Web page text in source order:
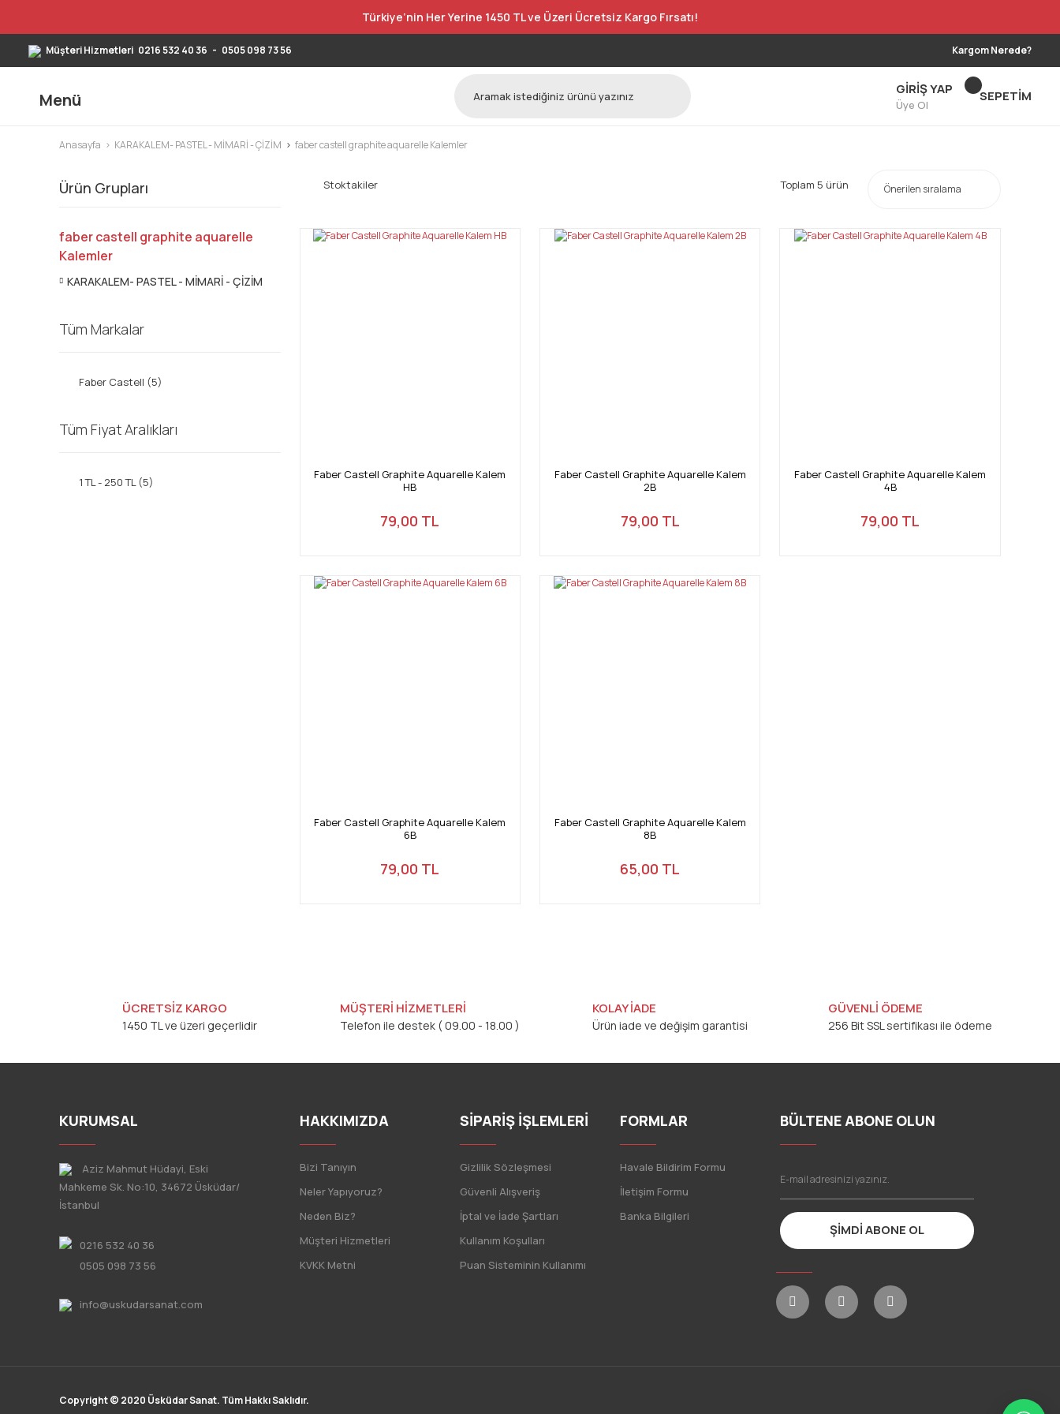
Türkiye’nin Her Yerine 1450 TL ve Üzeri Ücretsiz Kargo Fırsatı!
Müşteri Hizmetleri 0216 532 40 36 - 0505 098 73 56 Kargom Nerede?
Menü
GİRİŞ YAP
Üye Ol
SEPETİM
Anasayfa KARAKALEM- PASTEL - MİMARİ - ÇİZİM faber castell graphite aquarelle Kalemler
Ürün Grupları
faber castell graphite aquarelle
Kalemler
KARAKALEM- PASTEL - MİMARİ - ÇİZİM
Tüm Markalar
Faber Castell (5)
Tüm Fiyat Aralıkları
1 TL - 250 TL (5)
Stoktakiler Toplam 5 ürün
Faber Castell Graphite Aquarelle Kalem
HB
79,00 TL
Faber Castell Graphite Aquarelle Kalem
2B
79,00 TL
Faber Castell Graphite Aquarelle Kalem
4B
79,00 TL
Faber Castell Graphite Aquarelle Kalem
6B
79,00 TL
Faber Castell Graphite Aquarelle Kalem
8B
65,00 TL
ÜCRETSİZ KARGO
1450 TL ve üzeri geçerlidir
MÜŞTERİ HİZMETLERİ
Telefon ile destek ( 09.00 - 18.00 )
KOLAY İADE
Ürün iade ve değişim garantisi
GÜVENLİ ÖDEME
256 Bit SSL sertifikası ile ödeme
KURUMSAL
Aziz Mahmut Hüdayi, Eski
Mahkeme Sk. No:10, 34672 Üsküdar/
İstanbul
0216 532 40 36
0505 098 73 56
info@uskudarsanat.com
HAKKIMIZDA
Bizi Tanıyın
Neler Yapıyoruz?
Neden Biz?
Müşteri Hizmetleri
KVKK Metni
SİPARİŞ İŞLEMLERİ
Gizlilik Sözleşmesi
Güvenli Alışveriş
İptal ve İade Şartları
Kullanım Koşulları
Puan Sisteminin Kullanımı
FORMLAR
Havale Bildirim Formu
İletişim Formu
Banka Bilgileri
BÜLTENE ABONE OLUN
ŞİMDİ ABONE OL
Copyright © 2020 Üsküdar Sanat. Tüm Hakkı Saklıdır.